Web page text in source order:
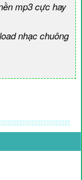
mp3 cực hay
nhạc chuông